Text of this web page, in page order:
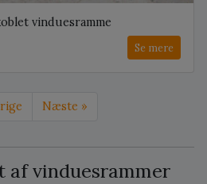
vinduesramme
Se mere
Næste »
af vinduesrammer